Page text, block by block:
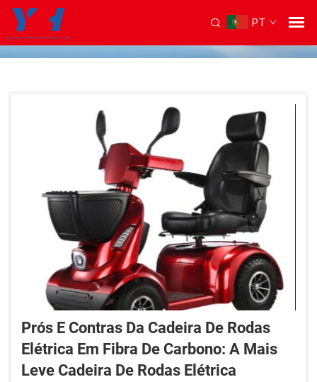
PT
Página Inicial
Prós E Contras Da Cadeira De Rodas
Elétrica Em Fibra De Carbono: A Mais
Leve Cadeira De Rodas Elétrica